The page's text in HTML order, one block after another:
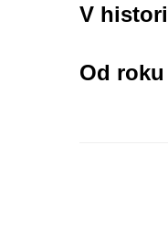
V
Od